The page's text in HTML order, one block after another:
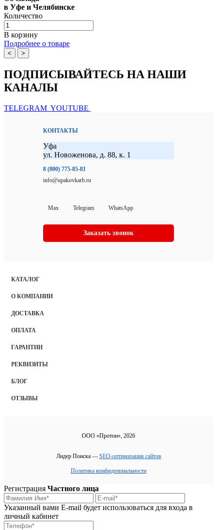
в Уфе и Челябинске
Количество
В корзину
Подробнее о товаре
< >
ПОДПИСЫВАЙТЕСЬ НА НАШИ
КАНАЛЫ
TELEGRAM YOUTUBE
КОНТАКТЫ
Уфа
ул. Новоженова, д. 88, к. 1
8 (800) 775-85-81
info@upakovkarb.ru
Max Telegram WhatsApp
Заказать звонок
КАТАЛОГ
О КОМПАНИИ
ДОСТАВКА
ОПЛАТА
ГАРАНТИИ
РЕКВИЗИТЫ
БЛОГ
ОТЗЫВЫ
ООО «Протон», 2026
Лидер Поиска — SEO-оптимизация сайтов
Политика конфиденциальности
Регистрация Частного лица
Указанный вами E-mail будет использоваться для входа в
личный кабинет